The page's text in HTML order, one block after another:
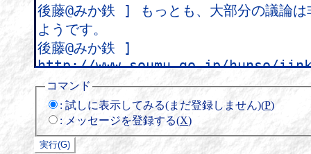
コマンド
: 試しに表示してみる(まだ登録しません)(P)
: メッセージを登録する(X)